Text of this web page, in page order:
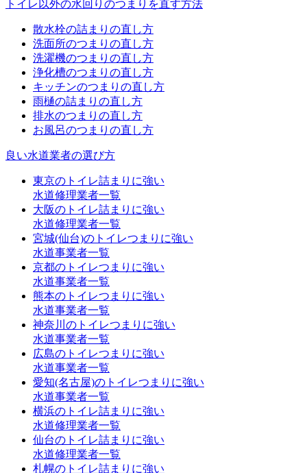
トイレ以外の水回りのつまりを直す方法
散水栓の詰まりの直し方
洗面所のつまりの直し方
洗濯機のつまりの直し方
浄化槽のつまりの直し方
キッチンのつまりの直し方
雨樋の詰まりの直し方
排水のつまりの直し方
お風呂のつまりの直し方
良い水道業者の選び方
東京のトイレ詰まりに強い
水道修理業者一覧
大阪のトイレ詰まりに強い
水道修理業者一覧
宮城(仙台)のトイレつまりに強い
水道事業者一覧
京都のトイレつまりに強い
水道事業者一覧
熊本のトイレつまりに強い
水道事業者一覧
神奈川のトイレつまりに強い
水道事業者一覧
広島のトイレつまりに強い
水道事業者一覧
愛知(名古屋)のトイレつまりに強い
水道事業者一覧
横浜のトイレ詰まりに強い
水道修理業者一覧
仙台のトイレ詰まりに強い
水道修理業者一覧
札幌のトイレ詰まりに強い